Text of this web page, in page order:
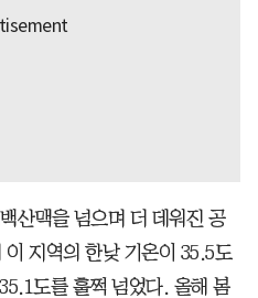
산맥을 넘으며 더 데워진 공
지역의 한낮 기온이 35.5도
도를 훌쩍 넘었다. 올해 봄